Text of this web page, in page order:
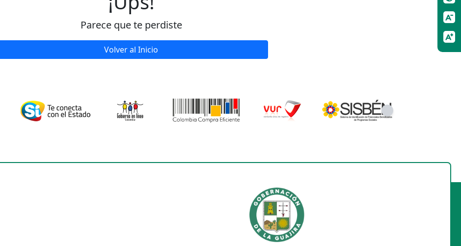
Parece que te perdiste
Volver al Inicio